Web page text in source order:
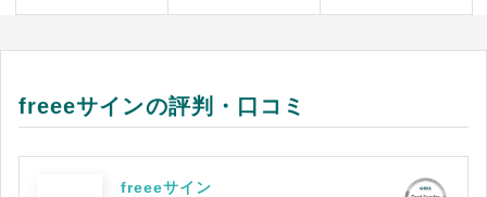
freeeサインの評判・口コミ
freeeサイン